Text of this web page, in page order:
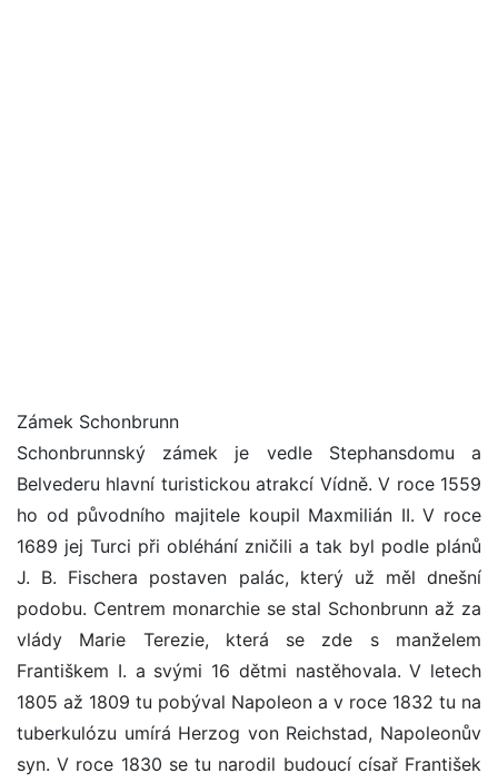
Zámek Schonbrunn
Schonbrunnský zámek je vedle Stephansdomu a
Belvederu hlavní turistickou atrakcí Vídně. V roce 1559
ho od původního majitele koupil Maxmilián II. V roce
1689 jej Turci při obléhání zničili a tak byl podle plánů
J. B. Fischera postaven palác, který už měl dnešní
podobu. Centrem monarchie se stal Schonbrunn až za
vlády Marie Terezie, která se zde s manželem
Františkem I. a svými 16 dětmi nastěhovala. V letech
1805 až 1809 tu pobýval Napoleon a v roce 1832 tu na
tuberkulózu umírá Herzog von Reichstad, Napoleonův
syn. V roce 1830 se tu narodil budoucí císař František